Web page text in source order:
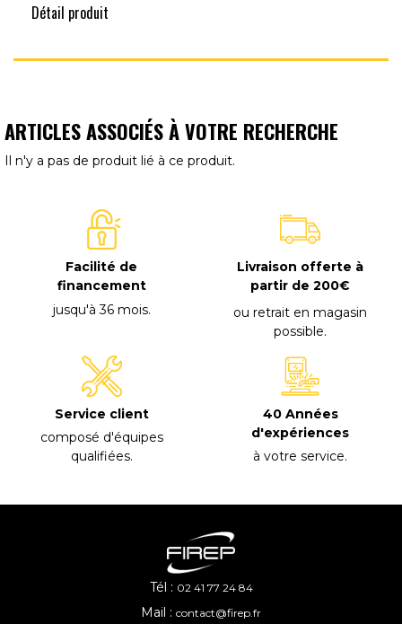
Détail produit
ARTICLES ASSOCIÉS À VOTRE RECHERCHE
Il n'y a pas de produit lié à ce produit.
Facilité de
financement
jusqu'à 36 mois.
Livraison offerte à
partir de 200€
ou retrait en magasin
possible.
Service client
composé d'équipes
qualifiées.
40 Années
d'expériences
à votre service.
Tél : 02 41 77 24 84
Mail : contact@firep.fr